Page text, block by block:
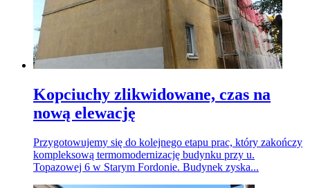
Kopciuchy zlikwidowane, czas na
nową elewację
Przygotowujemy się do kolejnego etapu prac, który zakończy
kompleksową termomodernizację budynku przy u.
Topazowej 6 w Starym Fordonie. Budynek zyska...